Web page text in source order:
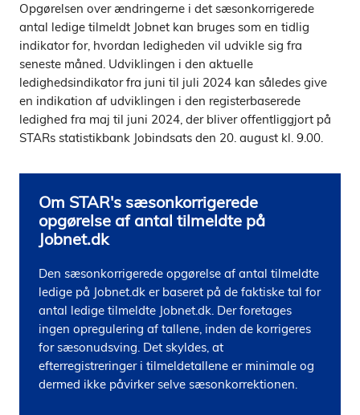
Opgørelsen over ændringerne i det sæsonkorrigerede
antal ledige tilmeldt Jobnet kan bruges som en tidlig
indikator for, hvordan ledigheden vil udvikle sig fra
seneste måned. Udviklingen i den aktuelle
ledighedsindikator fra juni til juli 2024 kan således give
en indikation af udviklingen i den registerbaserede
ledighed fra maj til juni 2024, der bliver offentliggjort på
STARs statistikbank Jobindsats den 20. august kl. 9.00.
Om STAR's sæsonkorrigerede
opgørelse af antal tilmeldte på
Jobnet.dk
Den sæsonkorrigerede opgørelse af antal tilmeldte
ledige på Jobnet.dk er baseret på de faktiske tal for
antal ledige tilmeldte Jobnet.dk. Der foretages
ingen opregulering af tallene, inden de korrigeres
for sæsonudsving. Det skyldes, at
efterregistreringer i tilmeldetallene er minimale og
dermed ikke påvirker selve sæsonkorrektionen.